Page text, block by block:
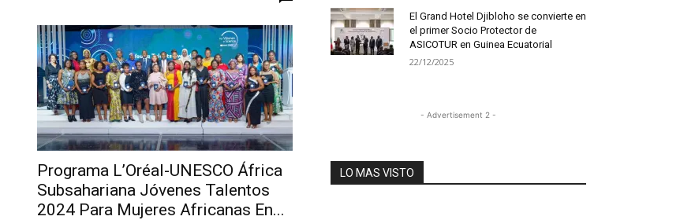
Programa L’Oréal-UNESCO África
Subsahariana Jóvenes Talentos
2024 Para Mujeres Africanas En...
El Grand Hotel Djibloho se convierte en
el primer Socio Protector de
ASICOTUR en Guinea Ecuatorial
22/12/2025
- Advertisement 2 -
LO MAS VISTO